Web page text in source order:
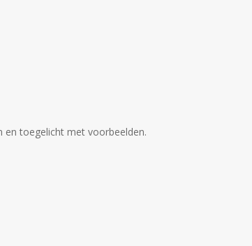
en toegelicht met voorbeelden.